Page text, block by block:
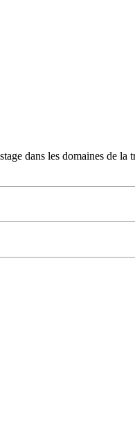
dans les domaines de